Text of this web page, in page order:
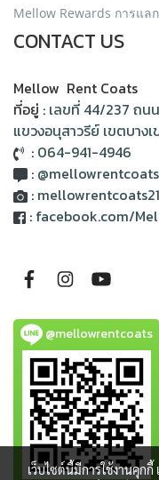
Mellow Rewards การแ
CONTACT US
Mellow Rent Coats
ที่อยู่ : เลขที่ 44/237 ถน
แขวงอนุสาวรีย์ เขตบาง
: 064-941-4946
: @mellowrentcoats
: mellowrentcoats21
: facebook.com/
@mellowrentcoats
เว็บไซต์นี้มีการใช้งานคุก